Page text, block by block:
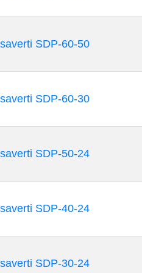
đến y học.
nghiệp nhẹ: Được sử dụng
cao.
và thủy sản: Bơm hóa
thủy sản để bơm các loại
dụng để bơm các hóa
SDP-60-50
SDP-60-30
SDP-50-24
SDP-40-24
SDP-30-24